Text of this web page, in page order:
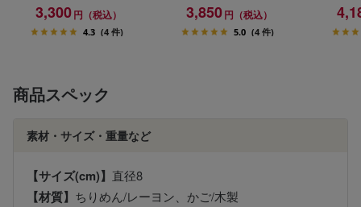
3,300円（税込）
4.3 (4 件)
3,850円（税込）
5.0 (4 件)
商品スペック
素材・サイズ・重量など
【サイズ(cm)】 直径8
【材質】 ちりめん/レーヨン、かご/木製